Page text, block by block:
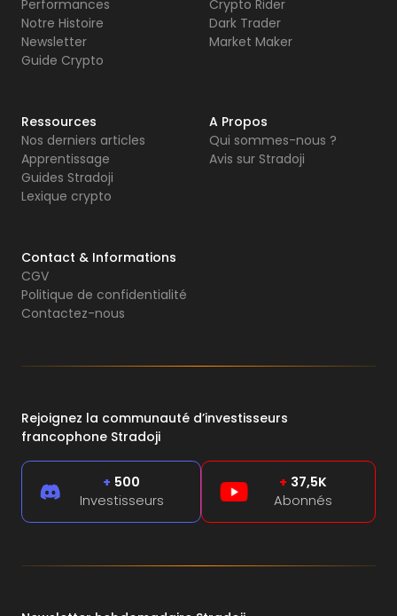
Performances
Notre Histoire
Newsletter
Guide Crypto
Crypto Rider
Dark Trader
Market Maker
Ressources
Nos derniers articles
Apprentissage
Guides Stradoji
Lexique crypto
A Propos
Qui sommes-nous ?
Avis sur Stradoji
Contact & Informations
CGV
Politique de confidentialité
Contactez-nous
Rejoignez la communauté d’investisseurs
francophone Stradoji
+ 500
Investisseurs
+ 37,5K
Abonnés